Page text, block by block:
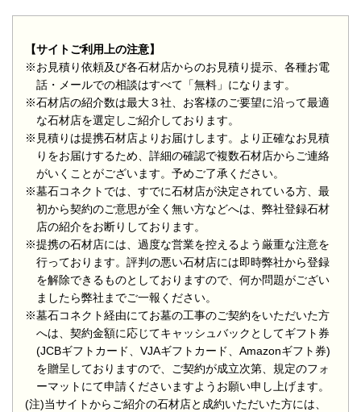
【サイトご利用上の注意】
※お見積り依頼及び各石材店からのお見積り提示、各種お電
話・メールでの相談はすべて「無料」になります。
※石材店の紹介数は最大３社、お客様のご要望に沿って最適
な石材店を選定しご紹介しております。
※見積りは提携石材店よりお届けします。より正確なお見積
りをお届けするため、詳細の確認で複数石材店からご連絡
がいくことがございます。予めご了承ください。
※墓石コネクトでは、すでに石材店が決定されている方、最
初から契約のご意思が全く無い方などへは、弊社登録石材
店の紹介をお断りしております。
※提携の石材店には、過度な営業を控えるよう厳重な注意を
行っております。評判の悪い石材店には即時弊社から登録
を解除できるものとしておりますので、何か問題がござい
ましたら弊社までご一報ください。
※墓石コネクト経由にてお墓の工事のご契約をいただいた方
へは、契約金額に応じてキャッシュバックとしてギフト券
(JCBギフトカード、VJAギフトカード、Amazonギフト券)
を贈呈しておりますので、ご契約が成立次第、規定のフォ
ーマットにて申請くださいますようお願い申し上げます。
(注)当サイトからご紹介の石材店と成約いただいた方には、